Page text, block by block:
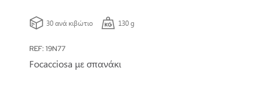
30 ανά κιβώτιο 130 g
REF: 19N77
Focacciosa με σπανάκι